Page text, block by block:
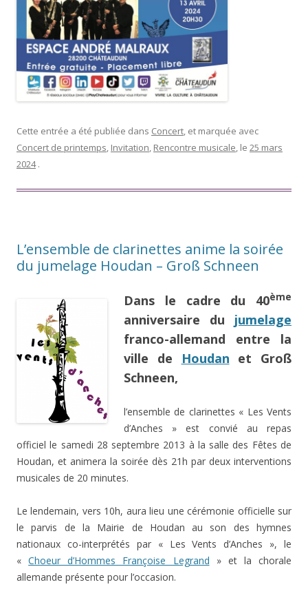
Cette entrée a été publiée dans Concert, et marquée avec
Concert de printemps, Invitation, Rencontre musicale, le 25 mars
2024 .
L’ensemble de clarinettes anime la soirée
du jumelage Houdan – Groß Schneen
Dans le cadre du 40ème
anniversaire du jumelage
franco-allemand entre la
ville de
Houdan et Groß
Schneen,
l’ensemble de clarinettes « Les Vents
d’Anches » est convié au repas
officiel le samedi 28 septembre 2013 à la salle des Fêtes de
Houdan, et animera la soirée dès 21h par deux interventions
musicales de 20 minutes.
Le lendemain, vers 10h, aura lieu une cérémonie officielle sur
le parvis de la Mairie de Houdan au son des hymnes
nationaux co-interprétés par « Les Vents d’Anches », le
«Choeur d’Hommes Françoise Legrand » et la chorale
allemande présente pour l’occasion.